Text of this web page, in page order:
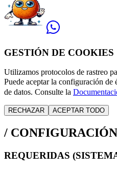
GESTIÓN DE COOKIES
Utilizamos protocolos de rastreo
Puede aceptar la configuración de
de datos. Consulte la
RECHAZAR ACEPTAR TODO
/
REQUERIDAS